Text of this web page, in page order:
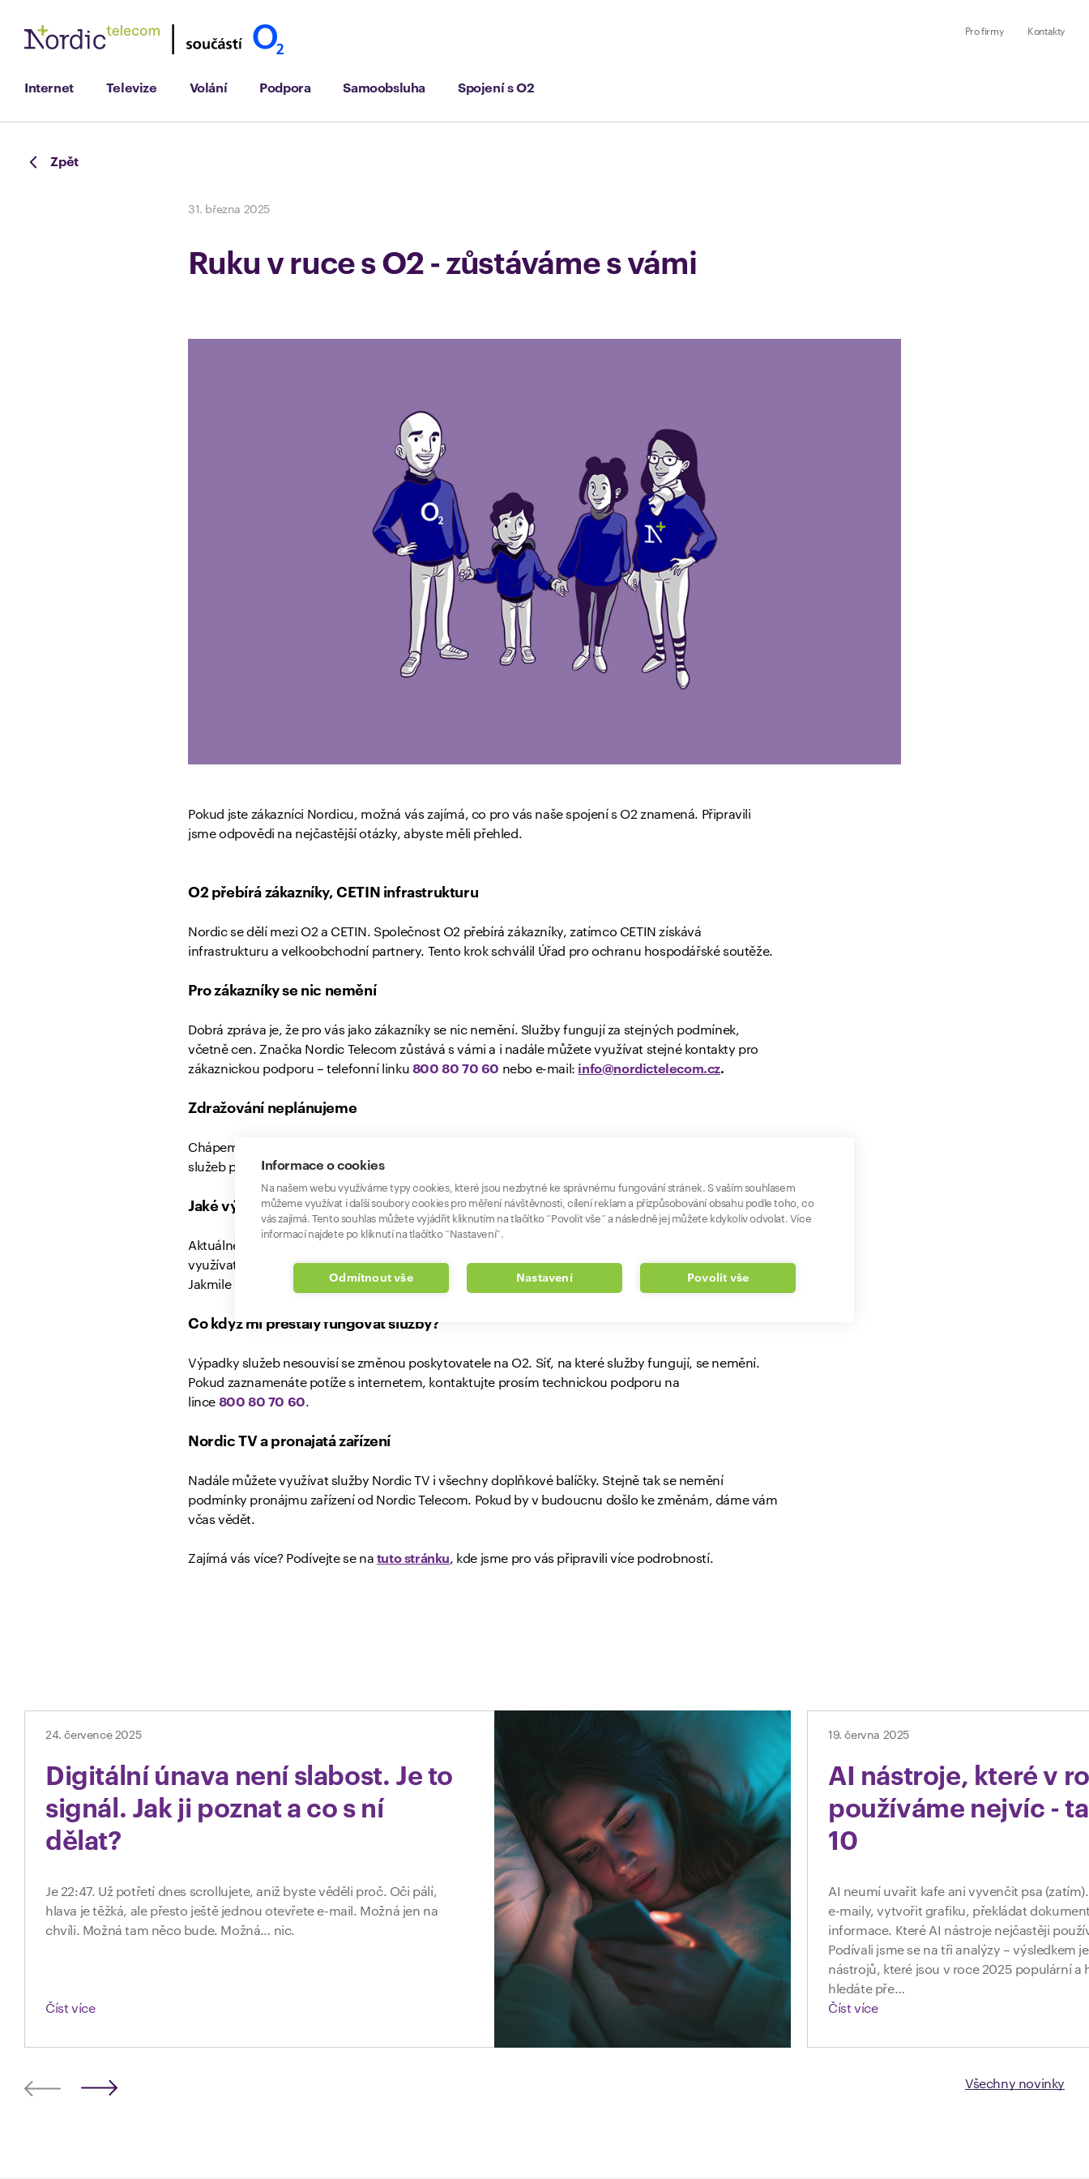
Pro firmy Kontakty
Internet Televize Volání Podpora Samoobsluha Spojení s O2
Zpět
31. března 2025
Ruku v ruce s O2 - zůstáváme s vámi
Pokud jste zákazníci Nordicu, možná vás zajímá, co pro vás naše spojení s O2 znamená. Připravili
jsme odpovědi na nejčastější otázky, abyste měli přehled.
O2 přebírá zákazníky, CETIN infrastrukturu
Nordic se dělí mezi O2 a CETIN. Společnost O2 přebírá zákazníky, zatímco CETIN získává
infrastrukturu a velkoobchodní partnery. Tento krok schválil Úřad pro ochranu hospodářské soutěže.
Pro zákazníky se nic nemění
Dobrá zpráva je, že pro vás jako zákazníky se nic nemění. Služby fungují za stejných podmínek,
včetně cen. Značka Nordic Telecom zůstává s vámi a i nadále můžete využívat stejné kontakty pro
zákaznickou podporu – telefonní linku 800 80 70 60 nebo e-mail: info@nordictelecom.cz.
Zdražování neplánujeme
Chápeme, že změna poskytovatele může vyvolávat otázky, proto na rovinu říkáme, že zdražování
služeb pro stávající zákazníky neplánujeme. Vaše podmínky a ceny zůstávají stejné.
Jaké výhody přinese spojení s O2?
Aktuálně pracujeme na propojení systémů tak, aby zákazníci Nordic Telecom mohli v budoucnu
využívat výhody O2, například speciální nabídky nebo benefity jako Unity cashback od AirBank.
Jakmile budou tyto možnosti dostupné, budeme vás včas informovat.
Co když mi přestaly fungovat služby?
Výpadky služeb nesouvisí se změnou poskytovatele na O2. Síť, na které služby fungují, se nemění.
Pokud zaznamenáte potíže s internetem, kontaktujte prosím technickou podporu na
lince 800 80 70 60.
Nordic TV a pronajatá zařízení
Nadále můžete využívat služby Nordic TV i všechny doplňkové balíčky. Stejně tak se nemění
podmínky pronájmu zařízení od Nordic Telecom. Pokud by v budoucnu došlo ke změnám, dáme vám
včas vědět.
Zajímá vás více? Podívejte se na tuto stránku, kde jsme pro vás připravili více podrobností.
24. července 2025
Digitální únava není slabost. Je to
signál. Jak ji poznat a co s ní
dělat?
Je 22:47. Už potřetí dnes scrollujete, aniž byste věděli proč. Oči pálí,
hlava je těžká, ale přesto ještě jednou otevřete e-mail. Možná jen na
chvíli. Možná tam něco bude. Možná… nic.
Číst více
19. června 2025
AI nástroje, které v
používáme nejvíc -
10
AI neumí uvařit kafe ani vyvenčit psa
e-maily, vytvořit grafiku, překládat
informace. Které AI nástroje nejčastěji
Podívali jsme se na tři analýzy – výsledkem
nástrojů, které jsou v roce 2025 populární a
hledáte pře…
Číst více
Všechny novinky
Informace o cookies
Na našem webu využíváme typy cookies, které jsou nezbytné ke správnému fungování stránek. S vaším souhlasem
můžeme využívat i další soubory cookies pro měření návštěvnosti, cílení reklam a přizpůsobování obsahu podle toho, co
vás zajímá. Tento souhlas můžete vyjádřit kliknutím na tlačítko “Povolit vše” a následně jej můžete kdykoliv odvolat. Více
informací najdete po kliknutí na tlačítko “Nastavení”.
Povolit vše
Nastavení
Odmítnout vše